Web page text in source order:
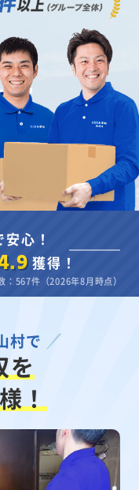
安心！
獲得！
567件（2026年8月時点）
村で
を
！